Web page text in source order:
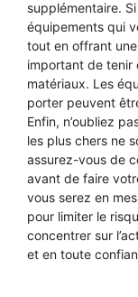
supplémentaire.
équipements qui
tout en offrant
important de
matériaux. Les
porter peuvent
Enfin, n’oubliez
les plus chers ne
assurez-vous de
avant de faire
vous serez en
pour limiter le
concentrer sur
et en toute